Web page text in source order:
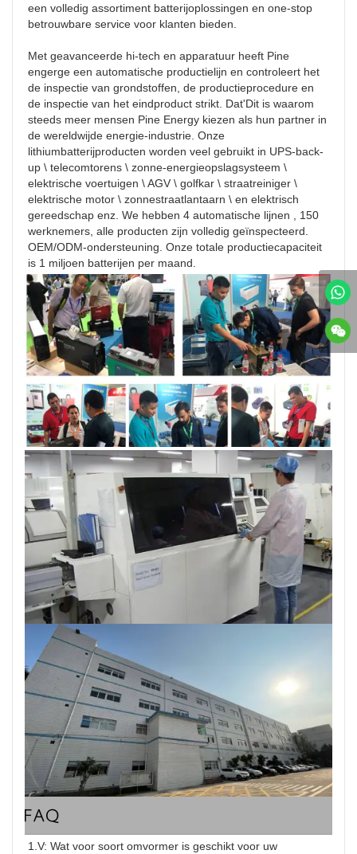
een volledig assortiment batterijoplossingen en one-stop
betrouwbare service voor klanten bieden.
Met geavanceerde hi-tech en apparatuur heeft Pine
engerge een automatische productielijn en controleert het
de inspectie van grondstoffen, de productieprocedure en
de inspectie van het eindproduct strikt. Dat'Dit is waarom
steeds meer mensen Pine Energy kiezen als hun partner in
de wereldwijde energie-industrie. Onze
lithiumbatterijproducten worden veel gebruikt in UPS-back-
up \ telecomtorens \ zonne-energieopslagsysteem \
elektrische voertuigen \ AGV \ golfkar \ straatreiniger \
elektrische motor \ zonnestraatlantaarn \ en elektrisch
gereedschap enz. We hebben 4 automatische lijnen , 150
werknemers, alle producten zijn volledig geïnspecteerd.
OEM/ODM-ondersteuning. Onze totale productiecapaciteit
is 1 miljoen batterijen per maand.
FAQ
1.V: Wat voor soort omvormer is geschikt voor uw